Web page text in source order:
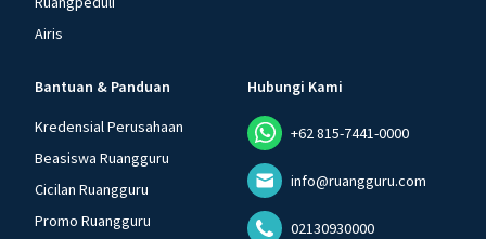
Airis
Bantuan & Panduan
Kredensial Perusahaan
Beasiswa Ruangguru
Cicilan Ruangguru
Promo Ruangguru
Hubungi Kami
+62 815-7441-0000
info@ruangguru.com
02130930000